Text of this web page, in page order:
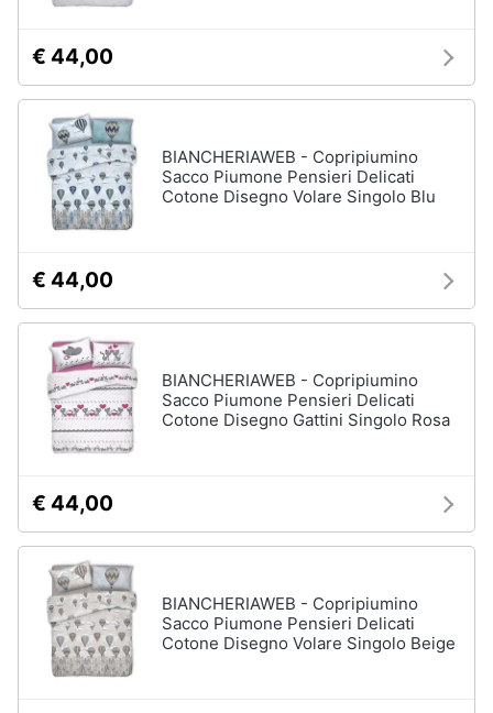
matrimoniale
Vedi
tutti
Illuminazione
Philips
Lampadari
Lampadari
moderni
Lampada
Arredamento
esterno
Piscine
Piscine
€ 44,00
BIANCHERIAWEB - Copripiumino
Sacco Piumone Pensieri Delicati
Cotone Disegno Volare Singolo Blu
€ 44,00
BIANCHERIAWEB - Copripiumino
Sacco Piumone Pensieri Delicati
Cotone Disegno Gattini Singolo Rosa
€ 44,00
BIANCHERIAWEB - Copripiumino
Sacco Piumone Pensieri Delicati
Cotone Disegno Volare Singolo Beige